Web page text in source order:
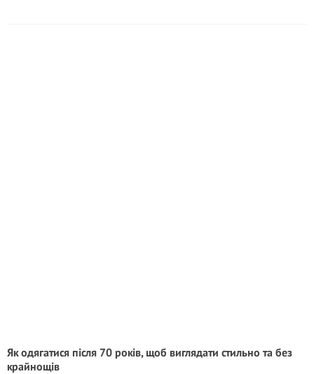
Як одягатися після 70 років, щоб виглядати стильно та без
крайнощів